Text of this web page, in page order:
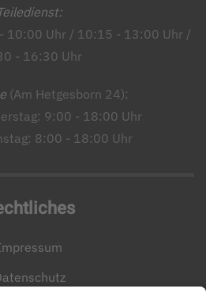
10:00 Uhr / 10:15 - 13:00 Uhr /
- 16:30 Uhr
(Am Hetgesborn 24):
9:00 - 18:00 Uhr
8:00 - 18:00 Uhr